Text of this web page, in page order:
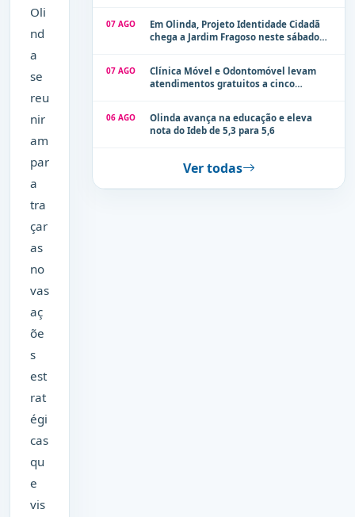
Oli
nd
a
se
reu
nir
am
par
a
tra
çar
as
no
vas
aç
õe
s
est
rat
égi
cas
qu
e
vis
07 AGO
Em Olinda, Projeto Identidade Cidadã
chega a Jardim Fragoso neste sábado
07 AGO
Clínica Móvel e Odontomóvel levam
atendimentos gratuitos a cinco
06 AGO
Olinda avança na educação e eleva
nota do Ideb de 5,3 para 5,6
Ver todas